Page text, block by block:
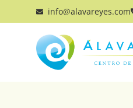
info@alavareyes.com